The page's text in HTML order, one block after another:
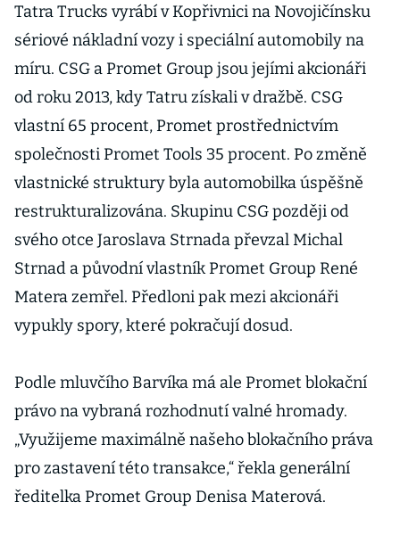
Tatra Trucks vyrábí v Kopřivnici na Novojičínsku
sériové nákladní vozy i speciální automobily na
míru. CSG a Promet Group jsou jejími akcionáři
od roku 2013, kdy Tatru získali v dražbě. CSG
vlastní 65 procent, Promet prostřednictvím
společnosti Promet Tools 35 procent. Po změně
vlastnické struktury byla automobilka úspěšně
restrukturalizována. Skupinu CSG později od
svého otce Jaroslava Strnada převzal Michal
Strnad a původní vlastník Promet Group René
Matera zemřel. Předloni pak mezi akcionáři
vypukly spory, které pokračují dosud.
Podle mluvčího Barvíka má ale Promet blokační
právo na vybraná rozhodnutí valné hromady.
„Využijeme maximálně našeho blokačního práva
pro zastavení této transakce,“ řekla generální
ředitelka Promet Group Denisa Materová.